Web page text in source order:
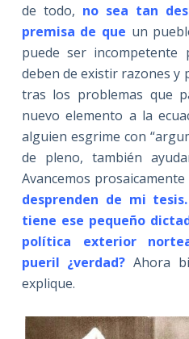
de todo, no sea tan
premisa de que un
puede ser incompetente
deben de existir razones y
tras los problemas que
nuevo elemento a la
alguien esgrime con
de pleno, también
Avancemos prosaicamente
desprenden de mi
tiene ese pequeño
política exterior
pueril ¿verdad? Ahora
explique.